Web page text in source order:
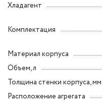
Хладагент
Комплектация
Материал корпуса
Объем, л
Толщина стенки корпуса, мм
Расположение агрегата